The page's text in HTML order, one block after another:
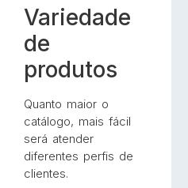
Variedade
de
produtos
Quanto maior o
catálogo, mais fácil
será atender
diferentes perfis de
clientes.